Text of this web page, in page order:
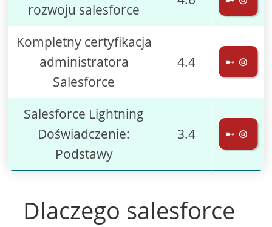
rozwoju salesforce
Kompletny certyfikacja
administratora
Salesforce
4.4 ➼ ⊚
Salesforce Lightning
Doświadczenie:
Podstawy
3.4 ➼ ⊚
Dlaczego salesforce